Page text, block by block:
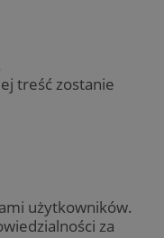
treść zostanie
użytkowników.
za